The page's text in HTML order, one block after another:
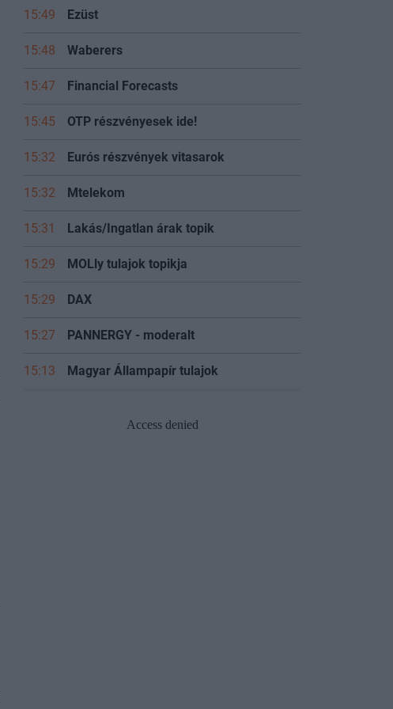
15:49 Ezüst
15:48 Waberers
15:47 Financial Forecasts
15:45 OTP részvényesek ide!
15:32 Eurós részvények vitasarok
15:32 Mtelekom
15:31 Lakás/Ingatlan árak topik
15:29 MOLly tulajok topikja
15:29 DAX
15:27 PANNERGY - moderalt
15:13 Magyar Állampapír tulajok